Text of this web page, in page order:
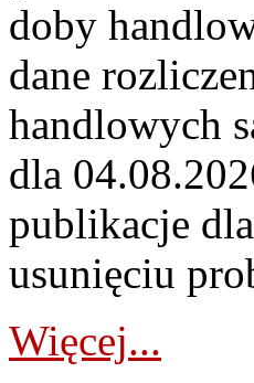
doby
dane
handlowych
dla
publikacje
usunięciu
Więcej...